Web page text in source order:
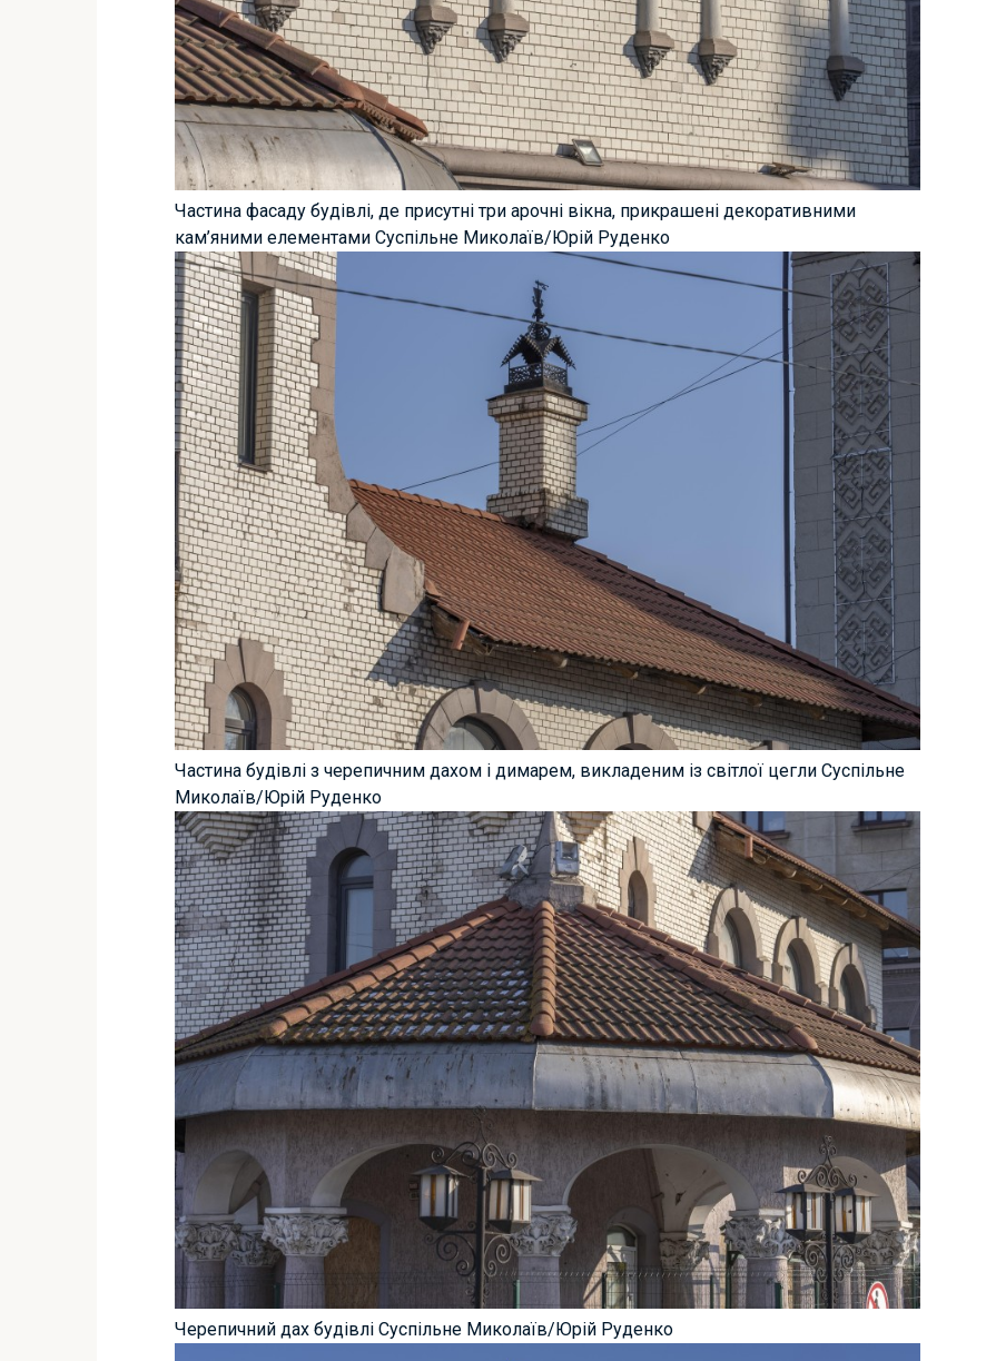
Частина фасаду будівлі, де присутні три арочні вікна, прикрашені декоративними
кам’яними елементами Суспільне Миколаїв/Юрій Руденко
Частина будівлі з черепичним дахом і димарем, викладеним із світлої цегли Суспільне
Миколаїв/Юрій Руденко
Черепичний дах будівлі Суспільне Миколаїв/Юрій Руденко